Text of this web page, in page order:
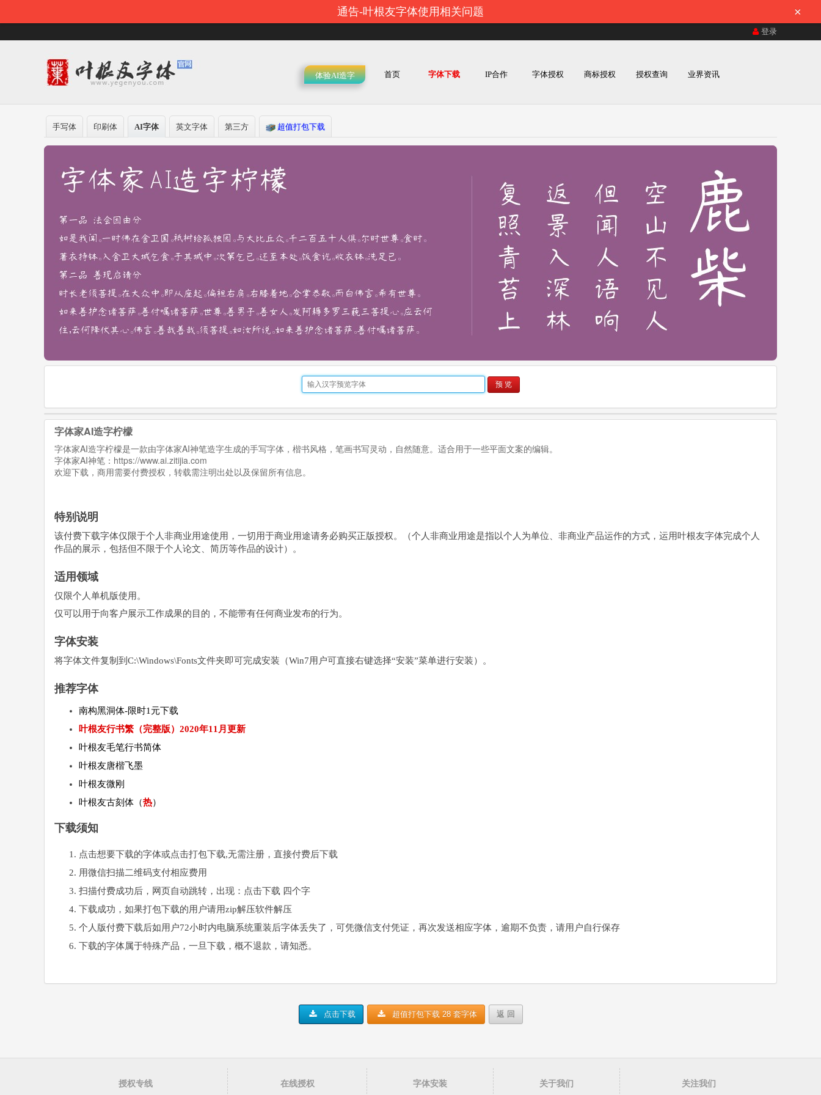
通告-叶根友字体使用相关问题 ×
登录
体验AI造字 首页 字体下载 IP合作 字体授权 商标授权 授权查询 业界资讯
手写体 印刷体 AI字体 英文字体 第三方 超值打包下载
预 览
字体家AI造字柠檬
字体家AI造字柠檬是一款由字体家AI神笔造字生成的手写字体，楷书风格，笔画书写灵动，自然随意。适合用于一些平面文案的编辑。
字体家AI神笔： https://www.ai.zitijia.com
欢迎下载，商用需要付费授权，转载需注明出处以及保留所有信息。
特别说明
该付费下载字体仅限于个人非商业用途使用，一切用于商业用途请务必购买正版授权。（个人非商业用途是指以个人为单位、非商业产品运作的方式，运用叶根友字体完成个人
作品的展示，包括但不限于个人论文、简历等作品的设计）。
适用领域
仅限个人单机版使用。
仅可以用于向客户展示工作成果的目的，不能带有任何商业发布的行为。
字体安装
将字体文件复制到C:\Windows\Fonts文件夹即可完成安装（Win7用户可直接右键选择“安装”菜单进行安装）。
推荐字体
南构黑洞体-限时1元下载
叶根友行书繁（完整版）2020年11月更新
叶根友毛笔行书简体
叶根友唐楷飞墨
叶根友微刚
叶根友古刻体（热）
下载须知
点击想要下载的字体或点击打包下载,无需注册，直接付费后下载
用微信扫描二维码支付相应费用
扫描付费成功后，网页自动跳转，出现：点击下载 四个字
下载成功，如果打包下载的用户请用zip解压软件解压
个人版付费下载后如用户72小时内电脑系统重装后字体丢失了，可凭微信支付凭证，再次发送相应字体，逾期不负责，请用户自行保存
下载的字体属于特殊产品，一旦下载，概不退款，请知悉。
点击下载 超值打包下载 28 套字体 返 回
授权专线 在线授权 字体安装 关于我们 关注我们